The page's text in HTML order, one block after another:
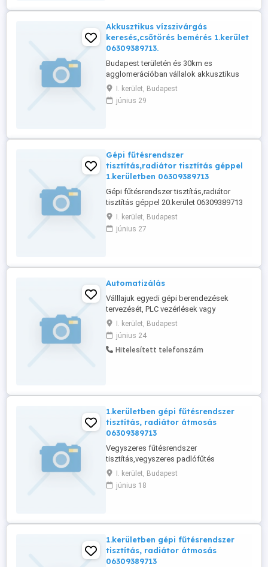
Akkusztikus vízszivárgás
keresés,csőtörés bemérés 1.kerület
06309389713.
Budapest területén és 30km es
agglomerációban vállalok akkusztikus
vízszivárgás keresést, hőkamerás
vízszivárgás keresést,csőtörés bemérést
rövid határidővel.
I. kerület, Budapest
június 29
Gépi fűtésrendszer
tisztítás,radiátor tisztítás géppel
1.kerületben 06309389713
Gépi fűtésrendszer tisztítás,radiátor
tisztítás géppel 20.kerület 06309389713
I. kerület, Budapest
június 27
Automatizálás
Válllajuk egyedi gépi berendezések
tervezését, PLC vezérlések vagy
mikrokontrolleres vezérlő rendszerek
alkalmazásával, pneumatikával vagy
motoros hajtásokkal működő rendszerek
tervezését, kivitelezését, sok referenciával
I. kerület, Budapest
június 24
Hitelesített telefonszám
1.kerületben gépi fűtésrendszer
tisztítás, radiátor átmosás
06309389713
Vegyszeres fűtésrendszer
tisztítás,vegyszeres padlófűtés
átmosásgépi vegyszeres fűtésrendszer
átmosás.Kétféle géppel .
I. kerület, Budapest
június 18
1.kerületben gépi fűtésrendszer
tisztítás, radiátor átmosás
06309389713